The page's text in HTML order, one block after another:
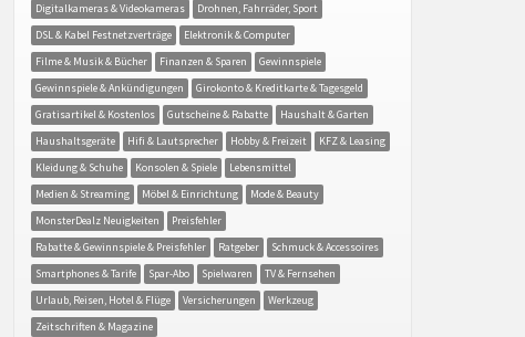
Digitalkameras & Videokameras
Drohnen, Fahrräder, Sport
DSL & Kabel Festnetzverträge
Elektronik & Computer
Filme & Musik & Bücher
Finanzen & Sparen
Gewinnspiele
Gewinnspiele & Ankündigungen
Girokonto & Kreditkarte & Tagesgeld
Gratisartikel & Kostenlos
Gutscheine & Rabatte
Haushalt & Garten
Haushaltsgeräte
Hifi & Lautsprecher Hobby & Freizeit
KFZ & Leasing
Kleidung & Schuhe
Konsolen & Spiele
Lebensmittel
Medien & Streaming
Möbel & Einrichtung
Mode & Beauty
MonsterDealz Neuigkeiten
Preisfehler
Rabatte & Gewinnspiele & Preisfehler
Ratgeber
Schmuck & Accessoires
Smartphones & Tarife
Spar-Abo Spielwaren
TV & Fernsehen
Urlaub, Reisen, Hotel & Flüge
Versicherungen
Werkzeug
Zeitschriften & Magazine